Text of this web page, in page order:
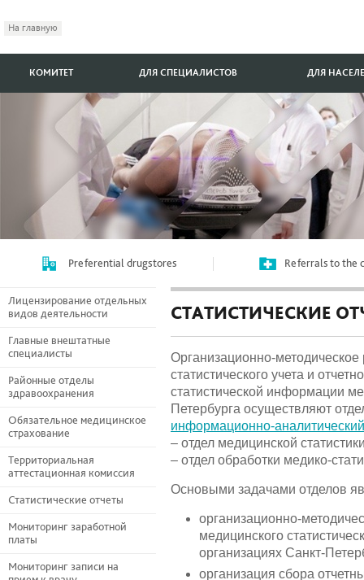
На главную
КОМИТЕТ ДЛЯ СПЕЦИАЛИСТОВ ДЛЯ
Preferential drugstores Referrals to the
Лицензирование отдельных
видов деятельности
Главные внештатные
специалисты
Районные отделы
здравоохранения
Обязательное медицинское
страхование
Территориальная
аттестационная комиссия
Статистические отчеты
Мониторинг заработной
платы
Мониторинг записи на
СТАТИСТИЧЕСКИЕ
Организационно-
статистического учета и
статистической информации
Петербурга осуществляют
информационно-
– отдел медицинской
– отдел обработки медико-
Основыми задачами отделов
организационно-
медицинского
организациях Санкт-
организация сбора